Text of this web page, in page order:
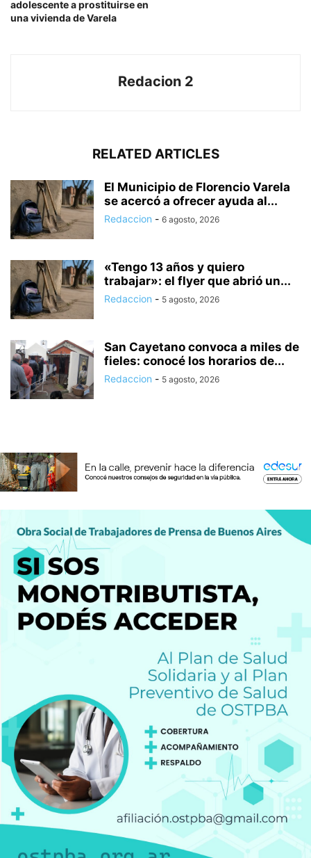
adolescente a prostituirse en
una vivienda de Varela
Redacion 2
RELATED ARTICLES
El Municipio de Florencio Varela
se acercó a ofrecer ayuda al...
Redaccion - 6 agosto, 2026
«Tengo 13 años y quiero
trabajar»: el flyer que abrió un...
Redaccion - 5 agosto, 2026
San Cayetano convoca a miles de
fieles: conocé los horarios de...
Redaccion - 5 agosto, 2026